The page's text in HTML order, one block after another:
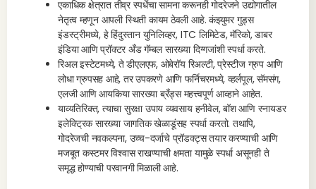
एकाधिक क्षेत्रात तीव्र स्पर्धेचा सामना करूनही गोदरेजने उद्योगातील
नेतृत्व म्हणून आपली स्थिती कायम ठेवली आहे. कंझ्युमर गुड्स
इंडस्ट्रीमध्ये, हे हिंदुस्तान युनिलिव्हर, ITC लिमिटेड, मॅरिको, डाबर
इंडिया आणि प्रॉक्टर अँड गॅम्बल सारख्या दिग्गजांशी स्पर्धा करते.
रिअल इस्टेटमध्ये, ते डीएलएफ, ओबेरॉय रिअल्टी, प्रेस्टीज ग्रुप आणि
लोधा ग्रुपसह आहे, तर उपकरणे आणि फर्निचरमध्ये, व्हर्लपूल, सॅमसंग,
एलजी आणि आयकिया सारख्या ब्रँड्स महत्त्वपूर्ण आव्हाने आहेत.
याव्यतिरिक्त, त्याचा सुरक्षा उपाय व्यवसाय हनीवेल, बॉश आणि स्नायडर
इलेक्ट्रिक सारख्या जागतिक खेळाडूंसह स्पर्धा करतो. तथापि,
गोदरेजची नवकल्पना, उच्च-दर्जाचे प्रॉडक्ट्स तयार करण्याची आणि
मजबूत कस्टमर विश्वास राखण्याची क्षमता यामुळे स्पर्धा असूनही ते
समृद्ध होण्याची परवानगी मिळाली आहे.